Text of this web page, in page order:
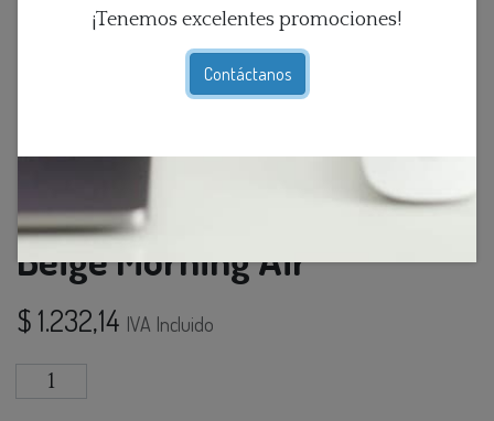
¡Tenemos excelentes promociones!
Contáctanos
Cuadro Abstraco Azul Rey Y
Beige Morning Air
$ 1.232,14 IVA Incluido